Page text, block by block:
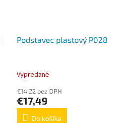
Podstavec plastový P028
Vypredané
€14,22 bez DPH
€17,49
Do košíka